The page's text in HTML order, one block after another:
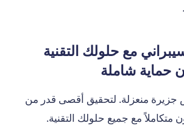
مع حلولك التقنية
حماية شاملة
جزيرة منعزلة. لتحقيق أقصى قدر من
متكاملاً مع جميع حلولك التقنية.